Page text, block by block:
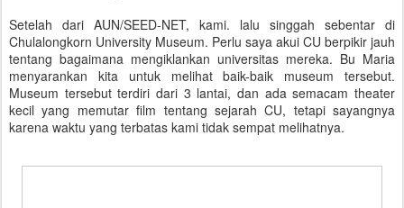
Setelah dari AUN/SEED-NET, kami. lalu singgah sebentar di
Chulalongkorn University Museum. Perlu saya akui CU berpikir jauh
tentang bagaimana mengiklankan universitas mereka. Bu Maria
menyarankan kita untuk melihat baik-baik museum tersebut.
Museum tersebut terdiri dari 3 lantai, dan ada semacam theater
kecil yang memutar film tentang sejarah CU, tetapi sayangnya
karena waktu yang terbatas kami tidak sempat melihatnya.